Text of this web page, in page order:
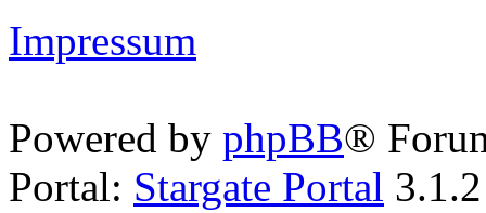
Impressum
Powered by phpBB®
Portal: Stargate Portal